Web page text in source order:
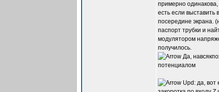
примерно
есть если выставить
посередине экрана.
паспорт трубки и
модулятором
получилось.
Да,
потенциалом
Upd: да, вот